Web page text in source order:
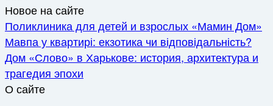
Новое на сайте
Поликлиника для детей и взрослых «Мамин Дом»
Мавпа у квартирі: екзотика чи відповідальність?
Дом «Слово» в Харькове: история, архитектура и
трагедия эпохи
О сайте